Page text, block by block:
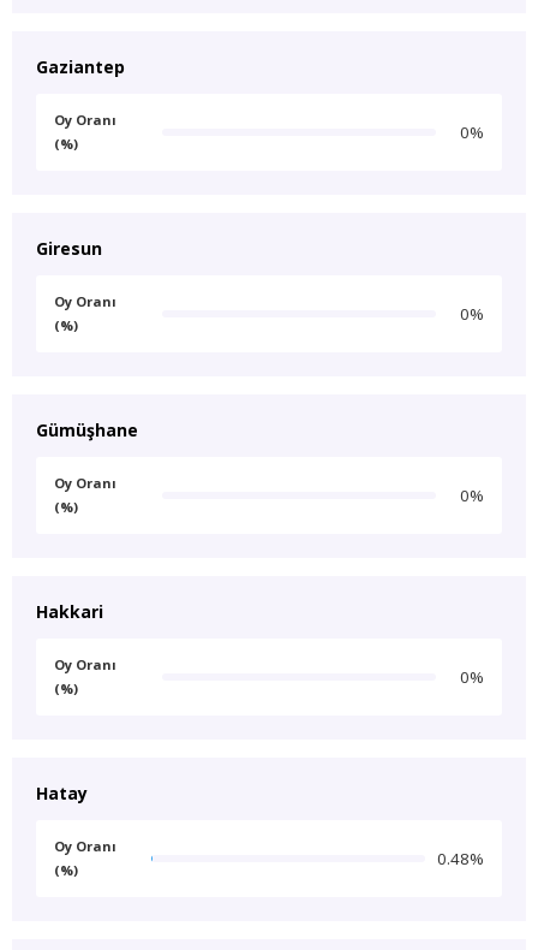
Gaziantep
Oy Oranı
(%)
0%
Giresun
Oy Oranı
(%)
0%
Gümüşhane
Oy Oranı
(%)
0%
Hakkari
Oy Oranı
(%)
0%
Hatay
Oy Oranı
(%)
0.48%